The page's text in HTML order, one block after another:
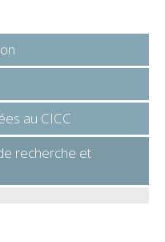
au CICC
recherche et